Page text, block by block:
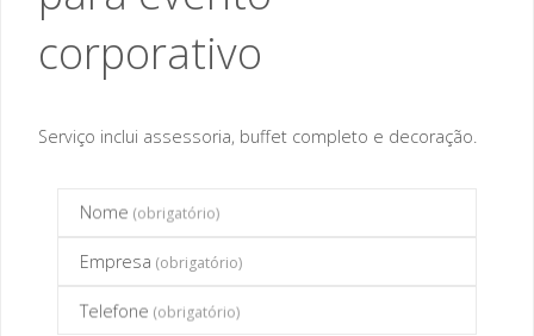
corporativo
Serviço inclui assessoria, buffet completo e decoração.
Nome (obrigatório)
Empresa (obrigatório)
Telefone (obrigatório)